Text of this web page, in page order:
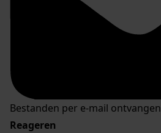
Bestanden per e-mail ontvangen
Reageren